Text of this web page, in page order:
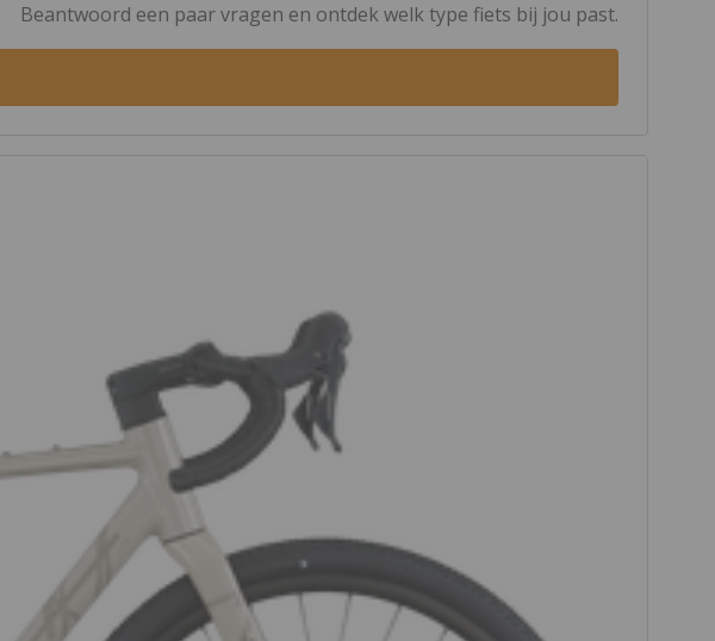
Beantwoord een paar vragen en ontdek welk type fiets bij jou past.